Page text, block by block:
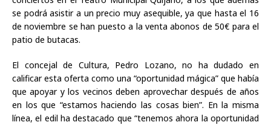
se podrá asistir a un precio muy asequible, ya que hasta el 16
de noviembre se han puesto a la venta abonos de 50€ para el
patio de butacas.
El concejal de Cultura, Pedro Lozano, no ha dudado en
calificar esta oferta como una “oportunidad mágica” que había
que apoyar y los vecinos deben aprovechar después de años
en los que “estamos haciendo las cosas bien”. En la misma
línea, el edil ha destacado que “tenemos ahora la oportunidad